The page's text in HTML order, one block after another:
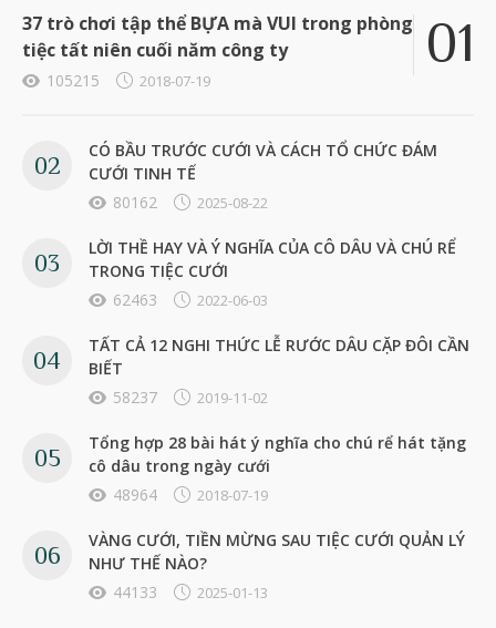
37 trò chơi tập thể BỰA mà VUI trong phòng
tiệc tất niên cuối năm công ty
105215 2018-07-19
CÓ BẦU TRƯỚC CƯỚI VÀ CÁCH TỔ CHỨC ĐÁM
CƯỚI TINH TẾ
80162
2025-08-22
LỜI THỀ HAY VÀ Ý NGHĨA CỦA CÔ DÂU VÀ CHÚ RỂ
TRONG TIỆC CƯỚI
62463
2022-06-03
TẤT CẢ 12 NGHI THỨC LỄ RƯỚC DÂU CẶP ĐÔI CẦN
BIẾT
58237
2019-11-02
Tổng hợp 28 bài hát ý nghĩa cho chú rể hát tặng
cô dâu trong ngày cưới
48964
2018-07-19
VÀNG CƯỚI, TIỀN MỪNG SAU TIỆC CƯỚI QUẢN LÝ
NHƯ THẾ NÀO?
44133
2025-01-13